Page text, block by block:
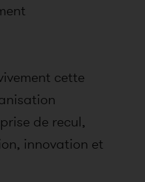
cette
de recul,
innovation et